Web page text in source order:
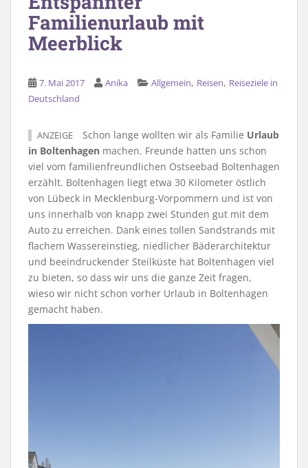
Familienurlaub mit
Meerblick
7. Mai 2017 Anika Allgemein, Reisen, Reiseziele in
Deutschland
ANZEIGE Schon lange wollten wir als Familie Urlaub
in Boltenhagen machen. Freunde hatten uns schon
viel vom familienfreundlichen Ostseebad Boltenhagen
erzählt. Boltenhagen liegt etwa 30 Kilometer östlich
von Lübeck in Mecklenburg-Vorpommern und ist von
uns innerhalb von knapp zwei Stunden gut mit dem
Auto zu erreichen. Dank eines tollen Sandstrands mit
flachem Wassereinstieg, niedlicher Bäderarchitektur
und beeindruckender Steilküste hat Boltenhagen viel
zu bieten, so dass wir uns die ganze Zeit fragen,
wieso wir nicht schon vorher Urlaub in Boltenhagen
gemacht haben.